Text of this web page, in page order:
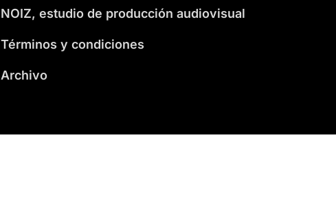
NOIZ, estudio de producción audiovisual
Términos y condiciones
Archivo